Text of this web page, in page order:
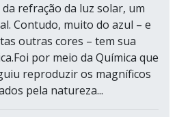
refração da luz solar, um
Contudo, muito do azul – e
outras cores – tem sua
por meio da Química que
reproduzir os magníficos
pela natureza...